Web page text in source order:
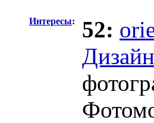
Интересы: 52:
Дизайн